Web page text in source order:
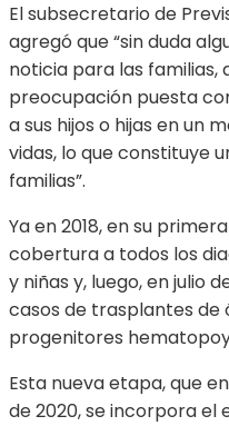
El subsecretario de
agregó que “sin duda
noticia para las familias,
preocupación puesta
a sus hijos o hijas en un
vidas, lo que constituye
familias”.
Ya en 2018, en su
cobertura a todos los
y niñas y, luego, en julio
casos de trasplantes de
progenitores
Esta nueva etapa, que
de 2020, se incorpora el